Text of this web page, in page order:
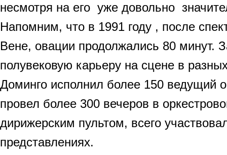
несмотря на его уже довольно
Напомним, что в 1991 году , после
Вене, овации продолжались 80 минут.
полувековую карьеру на сцене в
Доминго исполнил более 150 ведущий
провел более 300 вечеров в
дирижерским пультом, всего
представлениях.